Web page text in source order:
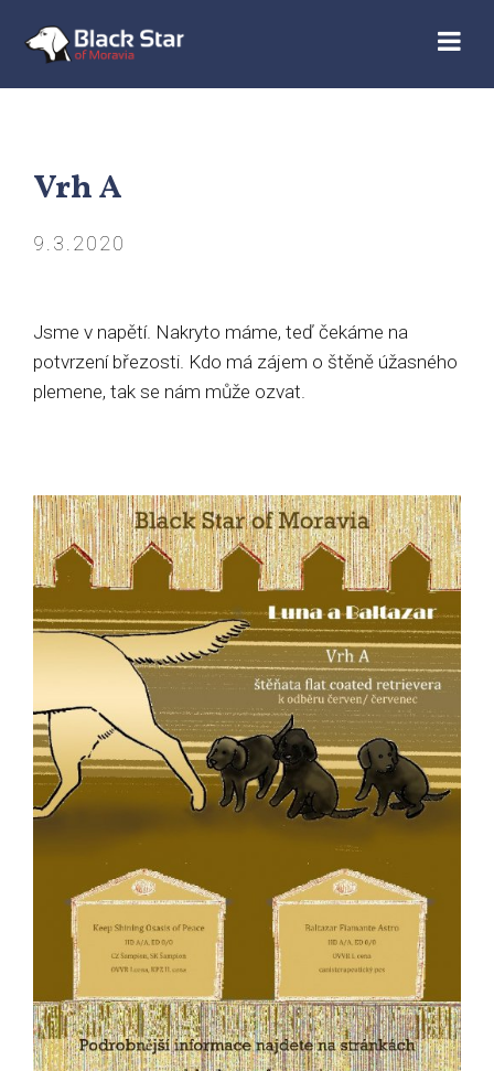
Vrh A
9.3.2020
Jsme v napětí. Nakryto máme, teď čekáme na
potvrzení březosti. Kdo má zájem o štěně úžasného
plemene, tak se nám může ozvat.